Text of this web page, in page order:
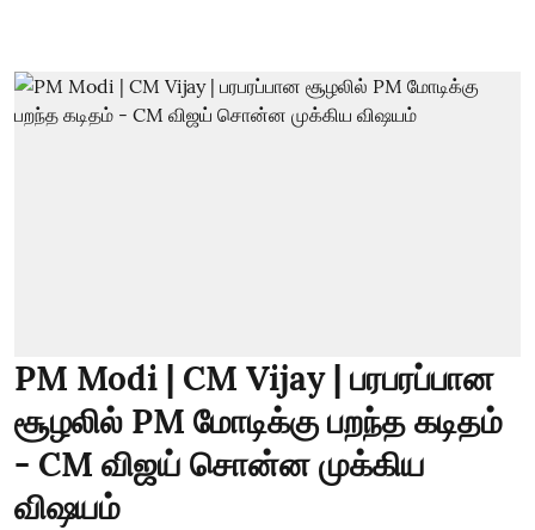
PM Modi | CM Vijay | பரபரப்பான
சூழலில் PM மோடிக்கு பறந்த கடிதம்
- CM விஜய் சொன்ன முக்கிய
விஷயம்